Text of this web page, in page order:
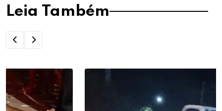
Leia Também